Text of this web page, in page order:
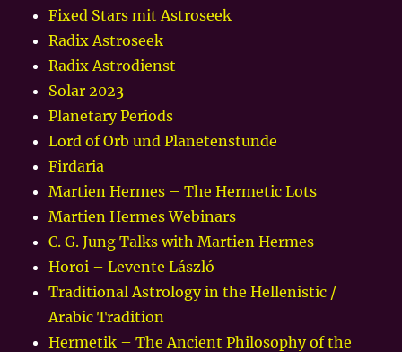
Fixed Stars mit Astroseek
Radix Astroseek
Radix Astrodienst
Solar 2023
Planetary Periods
Lord of Orb und Planetenstunde
Firdaria
Martien Hermes – The Hermetic Lots
Martien Hermes Webinars
C. G. Jung Talks with Martien Hermes
Horoi – Levente László
Traditional Astrology in the Hellenistic /
Arabic Tradition
Hermetik – The Ancient Philosophy of the